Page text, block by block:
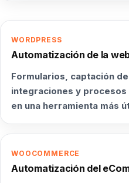
WORDPRESS
Automatización de la
Formularios, captación
integraciones y
en una herramienta más
WOOCOMMERCE
Automatización del